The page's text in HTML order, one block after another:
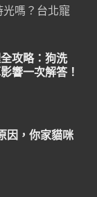
嗎？台北寵
攻略：狗洗
響一次解答！
因，你家貓咪